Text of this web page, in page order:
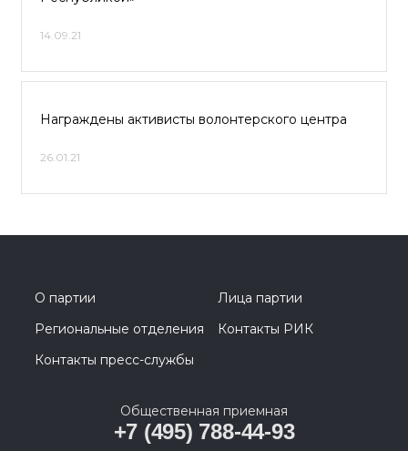
14.09.21
Награждены активисты волонтерского центра
26.01.21
О партии
Лица партии
Региональные отделения
Контакты РИК
Контакты пресс-службы
Общественная приемная
+7 (495) 788-44-93